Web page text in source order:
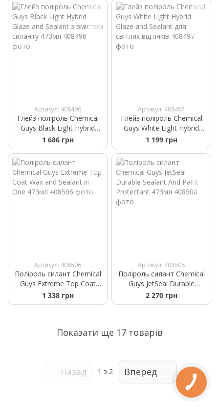
Артикул: 408496
Глейз поліроль Chemical
Guys Black Light Hybrid
Glaze and Sealant з вмістом
силанту 473мл
1 686 грн
Артикул: 408497
Глейз поліроль Chemical
Guys White Light Hybrid
Glaze and Sealant для
світлих відтінків
1 199 грн
Артикул: 408506
Поліроль силант Chemical
Guys Extreme Top Coat
Wax and Sealant in One
473мл
1 338 грн
Артикул: 408508
Поліроль силант Chemical
Guys JetSeal Durable
Sealant And Paint
Protectant 473мл
2 270 грн
Показати ще 17 товарів
Назад 1 з 2 Вперед